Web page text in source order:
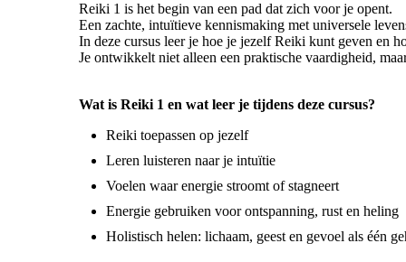
Reiki 1 is het begin van een pad dat zich voor je opent.
Een zachte, intuïtieve kennismaking met universele
In deze cursus leer je hoe je jezelf Reiki kunt geven en
Je ontwikkelt niet alleen een praktische vaardigheid,
Wat is Reiki 1 en wat leer je tijdens deze cursus?
Reiki toepassen op jezelf
Leren luisteren naar je intuïtie
Voelen waar energie stroomt of stagneert
Energie gebruiken voor ontspanning, rust en heling
Holistisch helen: lichaam, geest en gevoel als één